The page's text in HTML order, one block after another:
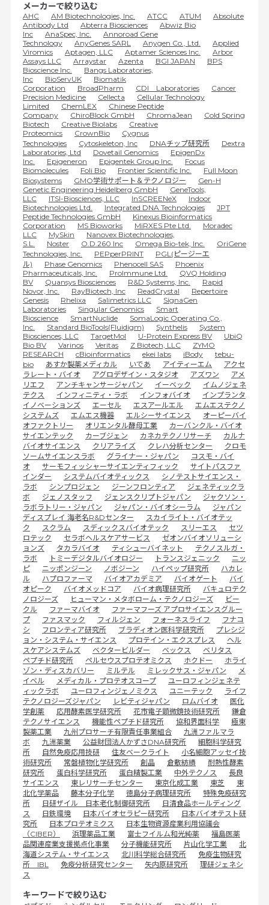
メーカーで絞り込む
AHC AM Biotechnologies, Inc. ATCC ATUM
Absolute
Antibody Ltd
Abterra Biosciences
Abwiz Bio
Inc
AnaSpec, Inc.
Annoroad Gene
Technology
AnyGenes SARL Anygen Co., Ltd.
Applied
Viromics
Aptagen, LLC Aptamer Sciences Inc.
Arbor
Assays LLC
Arraystar Azenta BGI JAPAN
BPS
Bioscience Inc.
Bangs Laboratories,
Inc
BioServUK
Biomatik
Corporation
BroadPharm CDI Laboratories
Cancer
Precision Medicine
Cellecta
Cellular Technology
Limited
ChemLEX
Chinese Peptide
Company
ChiroBlock GmbH ChromaJean
Cold Spring
Biotech
Creative Biolabs
Creative
Proteomics
CrownBio
Cygnus
Technologies
Cytoskeleton, Inc DNAチップ研究所
Dextra
Laboratories, Ltd
Dovetail Genomics
EpigenDx
Inc.
Epigeneron Epigentek Group Inc.
Focus
Biomolecules
Foli Bio Frontier Scientific Inc.
Full Moon
Biosystems
GMO学術サポート＆テクノロジー
Gen-H
Genetic Engineering Heidelberg GmbH
GeneTools,
LLC
ITSI-Biosciences, LLC InSCREENeX
Indoor
Biotechnologies Ltd.
Integrated DNA Technologies
JPT
Peptide Technologies GmbH
Kinexus Bioinformatics
Corporation
MS Bioworks MiRXES Pte Ltd.
Moradec
LLC
MySkin
Nanovex Biotechnologies,
S.L.
Noster O.D.260 Inc Omega Bio-tek, Inc.
OriGene
Technologies, Inc.
PEPperPRINT
PGL(ピージーエ
ル)
Phase Genomics Phenocell SAS
Phoenix
Pharmaceuticals, Inc.
ProImmune Ltd.
QVQ Holding
BV
Quansys Biosciences R&D Systems, Inc.
Rapid
Novor, Inc.
RayBiotech, Inc ReadCrystal
Repertoire
Genesis
Rhelixa Salimetrics LLC
SignaGen
Laboratories
Singular Genomics
Smart
Bioscience
SmartNuclide
SomaLogic Operating Co.,
Inc.
Standard BioTools(Fluidigm) Synthelis
System
Biosciences, LLC
TargetMol U-Protein Express BV
UbiQ
Bio BV
Varinos Veritas Z Biotech, LLC
ZYMO
RESEARCH
cBioinformatics ekei labs iBody
tebu-
bio
あすか製薬メディカル いであ アイティーエム
アクセ
ラレート・バイオ
アグロデザイン・スタジオ アズワン
アメ
リエフ
アンチキャンサージャパン イーベック
イムノジェネ
テクス
インフィニティ・ラボ インフォバイオ
インプランタ
イノベーションズ
エーセル エスアールエル
エムエステクノ
システムズ
エムエス機器 エルシーサイエンス
オーピーバイ
オファクトリー
オリエンタル酵母工業
カーバンクル・バイオ
サイエンテック
カーブジェン カネカテクノリサーチ
カルナ
バイオサイエンス
クリアライズ クレハ分析センター
クロモ
ソームサイエンスラボ
グライナー・ジャパン
コスモ・バイ
オ
サーモフィッシャーサイエンティフィック
サイトパスファ
インダー
システムバイオティックス
シノテストサイエンス・
ラボ
シンプロジェン ジーンフロンティア
ジェネティックラ
ボ
ジェノスタッフ ジェンスクリプトジャパン
ジャクソン・
ラボラトリー・ジャパン
ジャパン・バイオシーラム
ジャパン
ディスプレイ 海老名R&Dセンター
スカイライト・バイオテッ
ク
スクラム スディックスバイオテック スリーエス
セツ
ロテック
セラボヘルスケアサービス
ゼオンバイオソリューシ
ョンズ
タカラバイオ ティシューバイネット
テクノスルガ・
ラボ
トミーデジタルバイオロジー トランスジェニック
ニッ
ピ
ニッポンジーン ノボジーン ハイペップ研究所
ハカレ
ル
ハプロファーマ バイオアカデミア バイオゲート
バイ
オピーク
バイオメッドコア バイオ病理研究所
バキュロテク
ノロジーズ
ヒューマン・メタボローム・テクノロジーズ
ビー
クル
ファーマバイオ
ファーマフーズ アプロサイエンスグルー
プ
ファスマック フィルジェン フォーネスライフ
フナコ
シ
フロンティア研究所 ブラディオン医科学研究所
プレシジ
ョン・システム・サイエンス
プロテイン・エクスプレス
ヘル
スケアシステムズ
ベクタービルダー ベックス
ベリタス
ペプチド研究所
ペルセウスプロテオミクス ホクドー
ホライ
ゾン・ディスカバリー
ミルテル ミレックサス・ジャパン
メ
イベル
メディカル・プロテオスコープ
ユーロフィンジェネテ
ィックラボ
ユーロフィンジェノミクス ユニーテック
ライフ
テクノロジーズジャパン
レビティジャパン ロムバイオ
医化
学創薬
応用酵素医学研究所 花市電子顕微鏡技術研究所
鎌倉
テクノサイエンス
機能性ペプチド研究所 協和界面科学
極東
製薬工業
九州プロサーチ有限責任事業組合
九洲ファルマラ
ボ
九洲薬業 公益財団法人かずさDNA研究所
細胞科学研究
所
自然免疫応用技研 住友ベークライト
小名細胞アッセイ技
術研究所
常磐植物化学研究所 創晶 倉敷紡績
耐熱性酵素
研究所
蛋白科学研究所 蛋白精製工業 中外テクノス
長良
サイエンス
東レリサーチセンター 東京化成工業 東芝
東
北化学薬品
藤本分子化学 徳島分子病理研究所
特殊免疫研究
所
日研ザイル 日本老化制御研究所
日清食品ホールディング
ス
日鉄環境 日本バイオセラピー研究所
日本バイオテスト研
究所
日本プロテオミクス
日本生物資源産業利用協議会
（CIBER）
浜理薬品工業 富士フイルム和光純薬
福島医薬
品関連産業支援拠点化事業
分子機能研究所 片山化学工業
北
海道システム・サイエンス
北川科学総合研究所
免疫生物研究
所 IBL
免疫分析研究センター 矢内原研究所
理研ジェネシ
ス
キーワードで絞り込む